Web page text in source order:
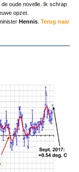
de oude novelle. Ik schrap
opzet.
Hennis. Terug naar